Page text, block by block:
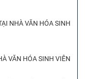
NHÀ VĂN HÓA SINH
VĂN HÓA SINH VIÊN